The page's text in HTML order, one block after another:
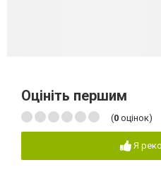
Оцініть першим
(0 оцінок)
Я